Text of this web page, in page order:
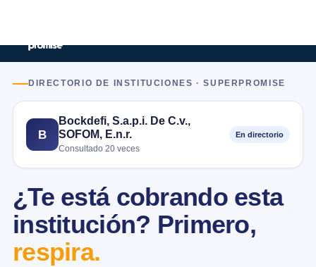
DIRECTORIO DE INSTITUCIONES · SUPERPROMISE
B
Bockdefi, S.a.p.i. De C.v.,
SOFOM, E.n.r.
Consultado 20 veces
En directorio
¿Te está cobrando esta
institución? Primero,
respira.